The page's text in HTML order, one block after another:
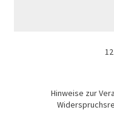
Hinweise zur